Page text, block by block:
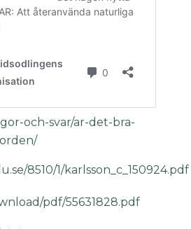
och-svar/ar-det-bra-
8510/1/karlsson_c_150924.pdf
pdf/55631828.pdf